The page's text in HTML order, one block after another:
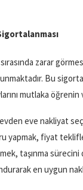
sırasında zarar
Bu
mutlaka öğrenin
evden eve nakliyat
yapmak, fiyat
taşınma
en uygun